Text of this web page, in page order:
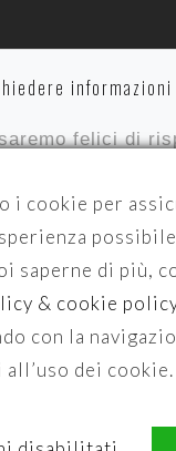
felici di
✉️ Invia
Del Frate
i cookie per
saperne di più,
& cookie
con la
all’uso dei cookie.